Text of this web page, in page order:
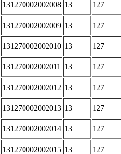
131270002002008 13 127
131270002002009 13 127
131270002002010 13 127
131270002002011 13 127
131270002002012 13 127
131270002002013 13 127
131270002002014 13 127
131270002002015 13 127